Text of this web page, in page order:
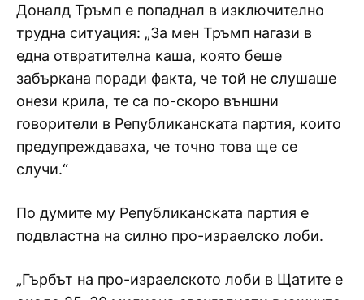
Доналд Тръмп е попаднал в изключително
трудна ситуация: „За мен Тръмп нагази в
една отвратителна каша, която беше
забъркана поради факта, че той не слушаше
онези крила, те са по-скоро външни
говорители в Републиканската партия, които
предупреждаваха, че точно това ще се
случи.“
По думите му Републиканската партия е
подвластна на силно про-израелско лоби.
„Гърбът на про-израелското лоби в Щатите е